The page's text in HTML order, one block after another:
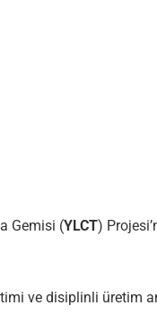
Gemisi (YLCT)
ve disiplinli üretim